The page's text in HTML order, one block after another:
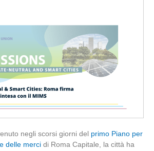
negli scorsi giorni del primo Piano per
delle merci di Roma Capitale, la città ha